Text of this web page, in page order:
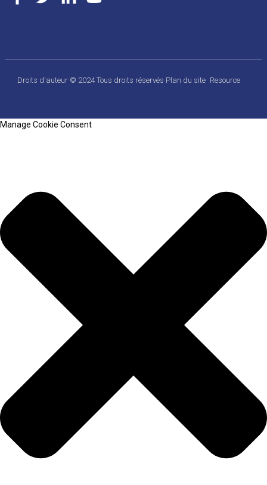
Droits d'auteur © 2024 Tous droits réservés Plan du site Resource
Manage Cookie Consent